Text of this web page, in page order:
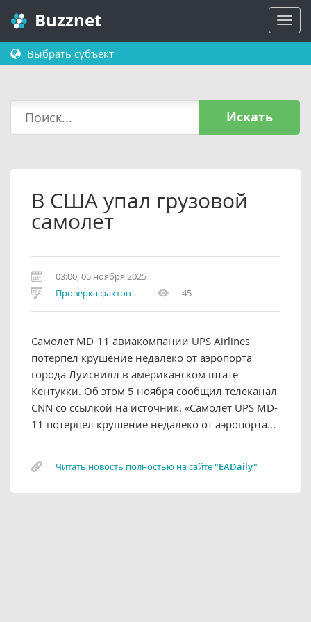
Buzznet
Выбрать субъект
Искать
В США упал грузовой
самолет
03:00, 05 ноября 2025
Проверка фактов
45
Самолет MD-11 авиакомпании UPS Airlines
потерпел крушение недалеко от аэропорта
города Луисвилл в американском штате
Кентукки. Об этом 5 ноября сообщил телеканал
CNN со ссылкой на источник. «Самолет UPS MD-
11 потерпел крушение недалеко от аэропорта...
Читать новость полностью на сайте"EADaily"